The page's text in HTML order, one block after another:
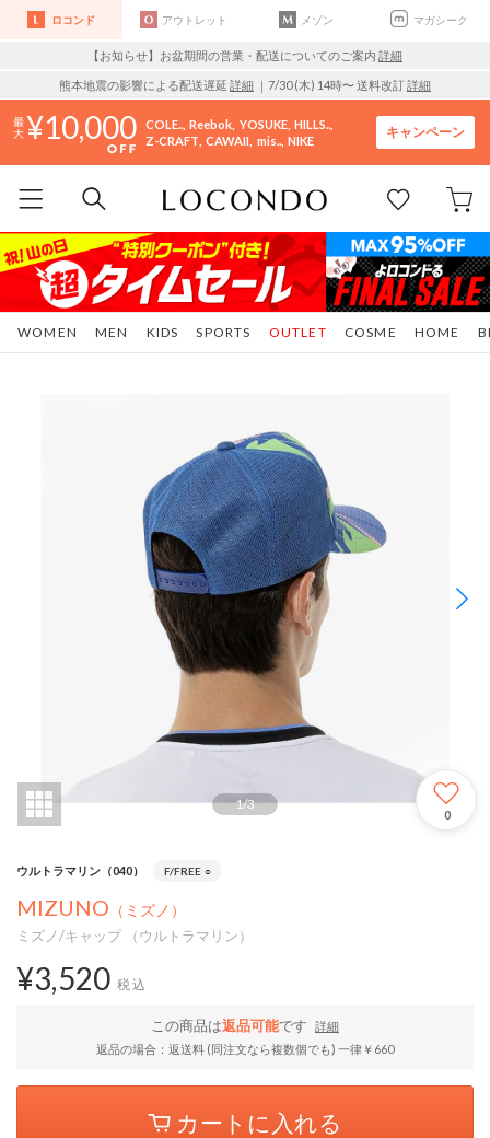
ロコンド アウトレット メゾン マガシーク
【お知らせ】お盆期間の営業・配送についてのご案内 詳細
熊本地震の影響による配送遅延 詳細 ｜7/30 (木) 14時〜 送料改訂詳細
10,000 COLE.. Reebok YOSUKE HILLS..
Z-CRAFT CAWAII mis.. NIKE
キャンペーン
WOMEN MEN KIDS SPORTS COSME HOME
OUTLET
1/3
0
ウルトラマリン（040） F/FREE ○
MIZUNO （ミズノ）
ミズノ/キャップ （ウルトラマリン）
¥3,520 税込
この商品は返品可能です
詳細
返品の場合：返送料 (同注文なら複数個でも) 一律￥660
カートに入れる